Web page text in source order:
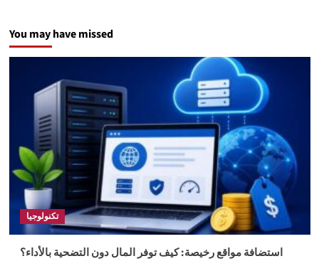
You may have missed
تكنولوجيا
استضافة مواقع رخيصة: كيف توفر المال دون التضحية بالأداء؟